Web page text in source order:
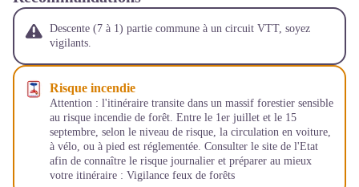
Descente (7 à 1) partie commune à un circuit VTT, soyez
vigilants.
Risque incendie
Attention : l'itinéraire transite dans un massif forestier sensible
au risque incendie de forêt. Entre le 1er juillet et le 15
septembre, selon le niveau de risque, la circulation en voiture,
à vélo, ou à pied est réglementée. Consulter le site de l'Etat
afin de connaître le risque journalier et préparer au mieux
votre itinéraire : Vigilance feux de forêts